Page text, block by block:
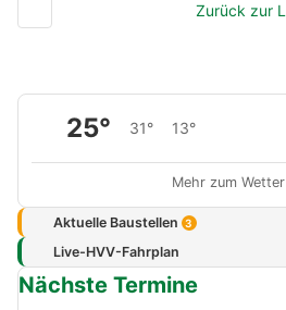
Zurück zur
25° 31° 13°
Mehr zum
Aktuelle Baustellen 3
Live-HVV-Fahrplan
Nächste Termine